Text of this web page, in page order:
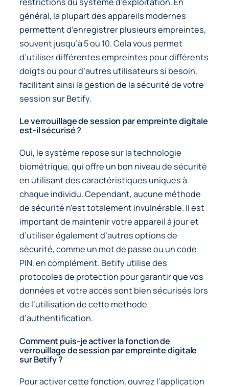
général, la plupart des appareils modernes
permettent d’enregistrer plusieurs empreintes,
souvent jusqu’à 5 ou 10. Cela vous permet
d’utiliser différentes empreintes pour différents
doigts ou pour d’autres utilisateurs si besoin,
facilitant ainsi la gestion de la sécurité de votre
session sur Betify.
Le verrouillage de session par empreinte digitale
est-il sécurisé ?
Oui, le système repose sur la technologie
biométrique, qui offre un bon niveau de sécurité
en utilisant des caractéristiques uniques à
chaque individu. Cependant, aucune méthode
de sécurité n’est totalement invulnérable. Il est
important de maintenir votre appareil à jour et
d’utiliser également d’autres options de
sécurité, comme un mot de passe ou un code
PIN, en complément. Betify utilise des
protocoles de protection pour garantir que vos
données et votre accès sont bien sécurisés lors
de l’utilisation de cette méthode
d’authentification.
Comment puis-je activer la fonction de
verrouillage de session par empreinte digitale
sur Betify ?
Pour activer cette fonction, ouvrez l’application